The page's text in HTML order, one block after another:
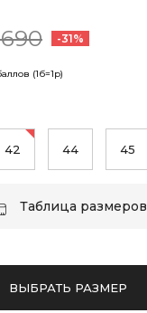
-31%
(1б=1р)
42 44 45
Таблица размеров
ВЫБРАТЬ РАЗМЕР